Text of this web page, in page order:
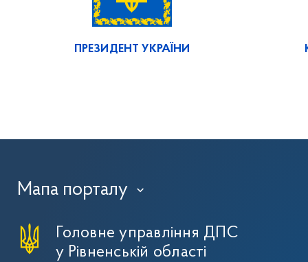
ПРЕЗИДЕНТ УКРАЇНИ
Мапа порталу ›
Головне управління ДПС
у Рівненській області